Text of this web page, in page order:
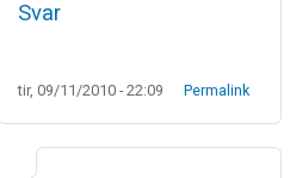
Svar
tir, 09/11/2010 - 22:09 Permalink